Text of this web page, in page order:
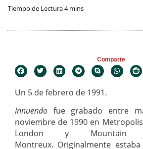
Comparte
Un 5 de febrero de 1991.
Innuendo fue grabado entre
noviembre de 1990 en
London y Mountain
Montreux. Originalmente